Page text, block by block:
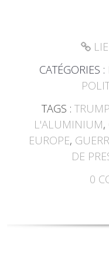
CATÉGORIES :
TAGS : TRUMP
L'ALUMINIUM,
EUROPE,
DE
0